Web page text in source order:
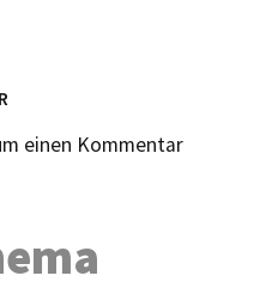
einen Kommentar